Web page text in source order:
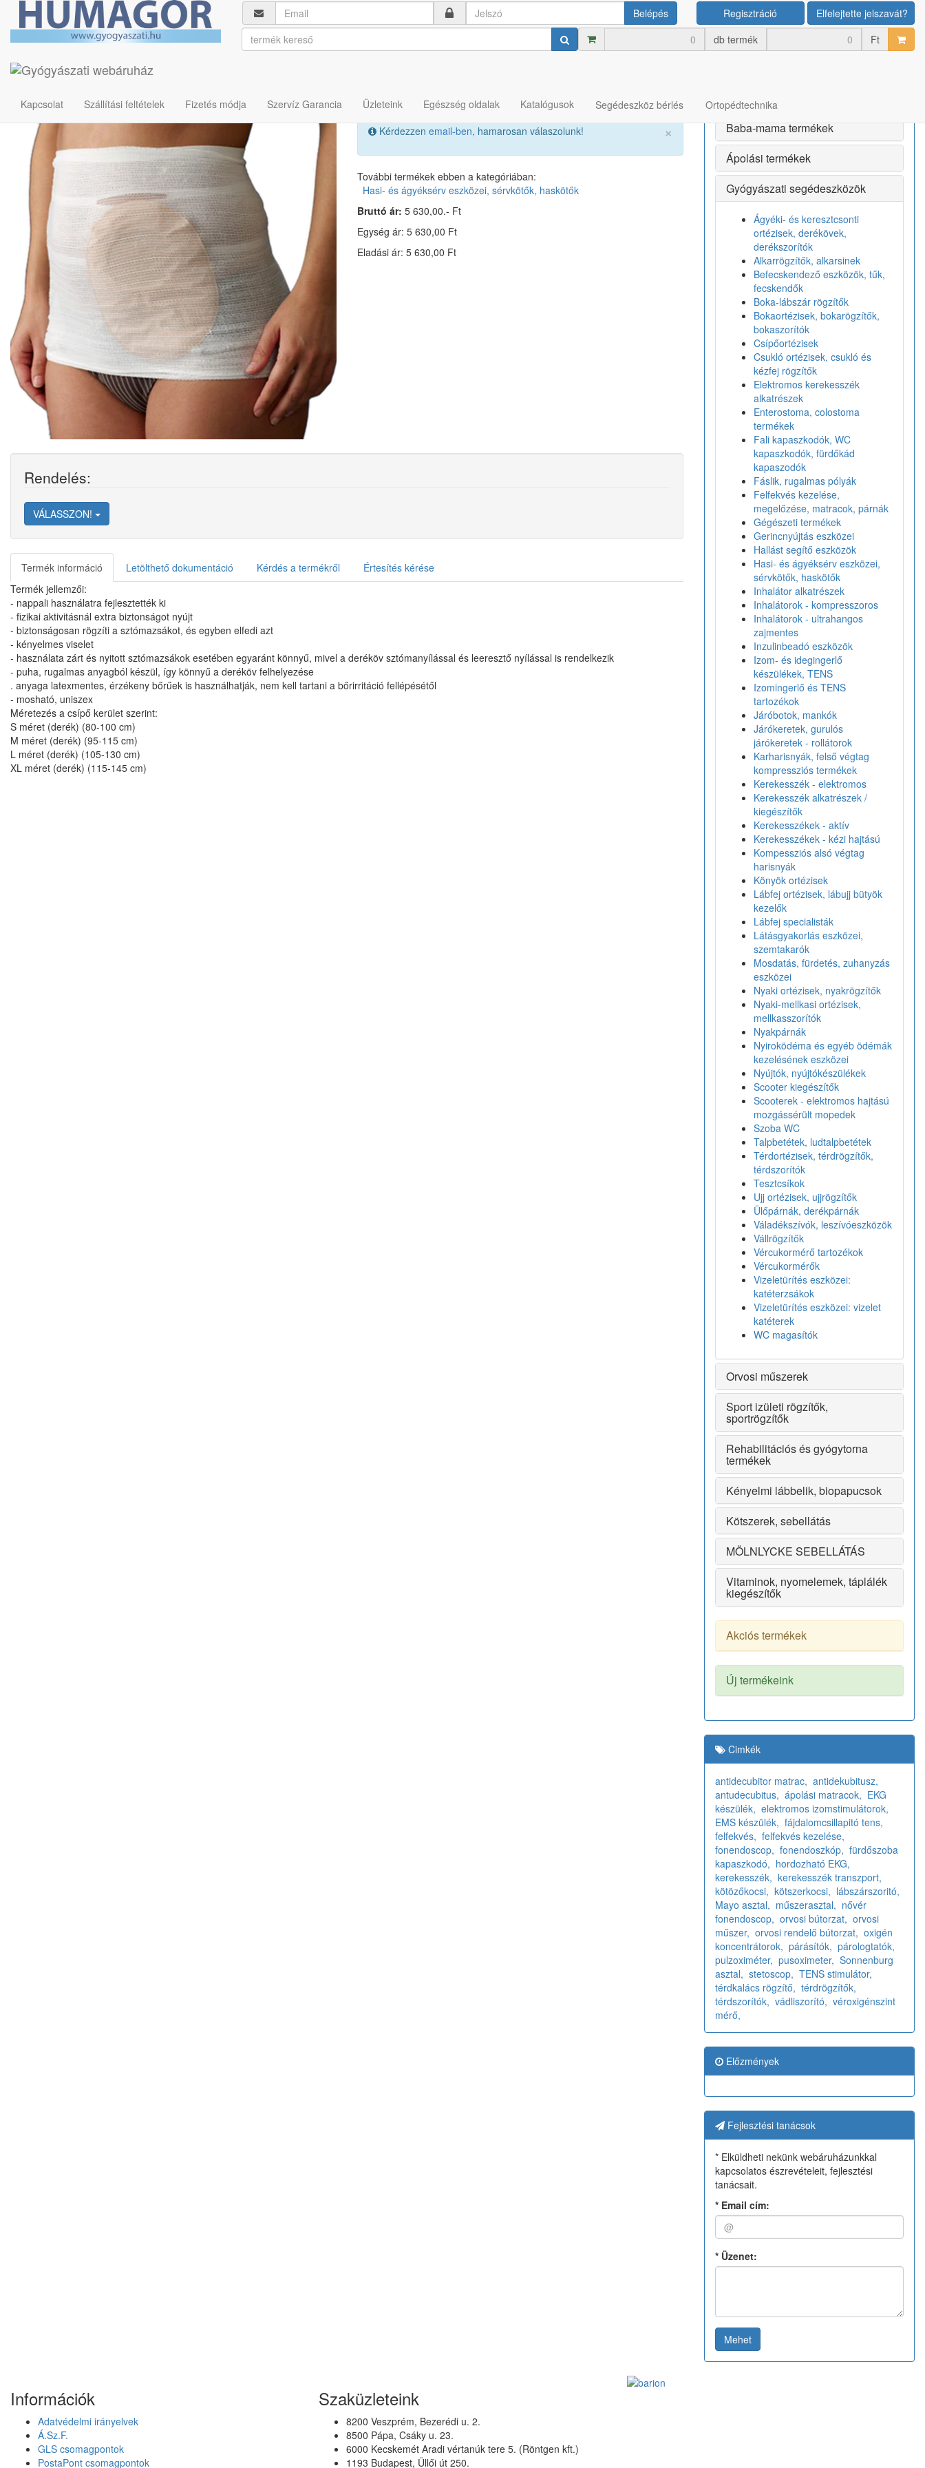
Belépés Regisztráció
Elfelejtette jelszavát?
db termék
Ft
Kapcsolat Szállítási feltételek Fizetés módja Szervíz Garancia Üzleteink Egészség oldalak Katalógusok Segédeszköz bérlés Ortopédtechnika
Gyógyászati segédeszközök Hasi- és ágyéksérv eszközei, sérvkötők, haskötők
Tytex Corsinel Stomasafe Classic deréköv
Cikkszám: U00033450
×
Kérdezzen email-ben, hamarosan válaszolunk!
További termékek ebben a kategóriában:
Hasi- és ágyéksérv eszközei, sérvkötők, haskötők
Bruttó ár: 5 630,00.- Ft
Egység ár: 5 630,00 Ft
Eladási ár: 5 630,00 Ft
Rendelés:
VÁLASSZON!
Termék információ Letölthető dokumentáció Kérdés a termékről
Értesítés kérése
Termék jellemzői:
- nappali használatra fejlesztették ki
- fizikai aktivitásnál extra biztonságot nyújt
- biztonságosan rögzíti a sztómazsákot, és egyben elfedi azt
- kényelmes viselet
- használata zárt és nyitott sztómazsákok esetében egyaránt könnyű, mivel a deréköv sztómanyílással és leeresztő nyílással is rendelkezik
- puha, rugalmas anyagból készül, így könnyű a deréköv felhelyezése
. anyaga latexmentes, érzékeny bőrűek is használhatják, nem kell tartani a bőrirritáció fellépésétől
- mosható, uniszex
Méretezés a csípő kerület szerint:
S méret (derék) (80-100 cm)
M méret (derék) (95-115 cm)
L méret (derék) (105-130 cm)
XL méret (derék) (115-145 cm)
Termék kategóriák
Bérlés
Egészségmegőrző termékek
Baba-mama termékek
Ápolási termékek
Gyógyászati segédeszközök
Ágyéki- és keresztcsonti
ortézisek, derékövek,
derékszorítók
Alkarrögzítők, alkarsinek
Befecskendező eszközök, tűk,
fecskendők
Boka-lábszár rögzítők
Bokaortézisek, bokarögzítők,
bokaszorítók
Csípőortézisek
Csukló ortézisek, csukló és
kézfej rögzítők
Elektromos kerekesszék
alkatrészek
Enterostoma, colostoma
termékek
Fali kapaszkodók, WC
kapaszkodók, fürdőkád
kapaszodók
Fáslik, rugalmas pólyák
Felfekvés kezelése,
megelőzése, matracok, párnák
Gégészeti termékek
Gerincnyújtás eszközei
Hallást segítő eszközök
Hasi- és ágyéksérv eszközei,
sérvkötők, haskötők
Inhalátor alkatrészek
Inhalátorok - kompresszoros
Inhalátorok - ultrahangos
zajmentes
Inzulinbeadó eszközök
Izom- és idegingerlő
készülékek, TENS
Izomingerlő és TENS
tartozékok
Járóbotok, mankók
Járókeretek, gurulós
járókeretek - rollátorok
Karharisnyák, felső végtag
kompressziós termékek
Kerekesszék - elektromos
Kerekesszék alkatrészek /
kiegészítők
Kerekesszékek - aktív
Kerekesszékek - kézi hajtású
Kompessziós alsó végtag
harisnyák
Könyök ortézisek
Lábfej ortézisek, lábujj bütyök
kezelők
Lábfej specialisták
Látásgyakorlás eszközei,
szemtakarók
Mosdatás, fürdetés, zuhanyzás
eszközei
Nyaki ortézisek, nyakrögzítők
Nyaki-mellkasi ortézisek,
mellkasszorítók
Nyakpárnák
Nyiroködéma és egyéb ödémák
kezelésének eszközei
Nyújtók, nyújtókészülékek
Scooter kiegészítők
Scooterek - elektromos hajtású
mozgássérült mopedek
Szoba WC
Talpbetétek, ludtalpbetétek
Térdortézisek, térdrögzítők,
térdszorítók
Tesztcsíkok
Ujj ortézisek, ujjrögzítők
Ülőpárnák, derékpárnák
Váladékszívók, leszívóeszközök
Vállrögzítők
Vércukormérő tartozékok
Vércukormérők
Vizeletürítés eszközei:
katéterzsákok
Vizeletürítés eszközei: vizelet
katéterek
WC magasítók
Orvosi műszerek
Sport izületi rögzítők,
sportrögzítők
Rehabilitációs és gyógytorna
termékek
Kényelmi lábbelik, biopapucsok
Kötszerek, sebellátás
MÖLNLYCKE SEBELLÁTÁS
Vitaminok, nyomelemek, táplálék
kiegészítők
Akciós termékek
Új termékeink
Cimkék
antidecubitor matrac, antidekubitusz,
antudecubitus, ápolási matracok, EKG
készülék, elektromos izomstimulátorok,
EMS készülék, fájdalomcsillapitó tens,
felfekvés, felfekvés kezelése,
fonendoscop, fonendoszkóp, fürdőszoba
kapaszkodó, hordozható EKG,
kerekesszék, kerekesszék transzport,
kötözőkocsi, kötszerkocsi, lábszárszoritó,
Mayo asztal, műszerasztal, nővér
fonendoscop, orvosi bútorzat, orvosi
műszer, orvosi rendelő bútorzat, oxigén
koncentrátorok, párásítók, párologtatók,
pulzoximéter, pusoximeter, Sonnenburg
asztal, stetoscop, TENS stimulátor,
térdkalács rögzítő, térdrögzítők,
térdszorítók, vádliszorító, véroxigénszint
mérő,
Előzmények
Fejlesztési tanácsok
* Elküldheti nekünk webáruházunkkal
kapcsolatos észrevételeit, fejlesztési
tanácsait.
* Email cím:
* Üzenet:
Mehet
Információk
Adatvédelmi irányelvek
Á.Sz.F.
GLS csomagpontok
PostaPont csomagpontok
Szaküzleteink
8200 Veszprém, Bezerédi u. 2.
8500 Pápa, Csáky u. 23.
6000 Kecskemét Aradi vértanúk tere 5. (Röntgen kft.)
1193 Budapest, Üllői út 250.